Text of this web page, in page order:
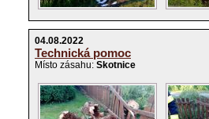
04.08.2022
Technická pomoc
Místo zásahu: Skotnice